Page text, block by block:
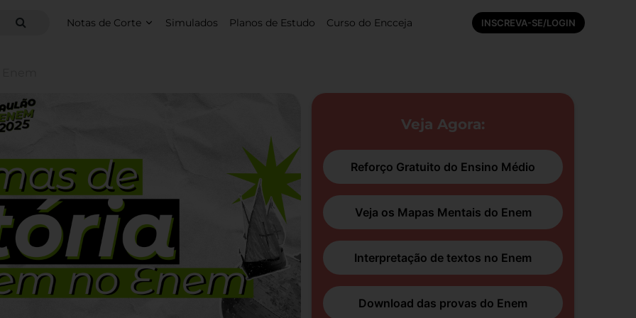
Notas de Corte Simulados Planos de Estudo Curso do Encceja INSCREVA-SE/LOGIN
Veja Agora:
Reforço Gratuito do Ensino Médio
Veja os Mapas Mentais do Enem
Interpretação de textos no Enem
Download das provas do Enem